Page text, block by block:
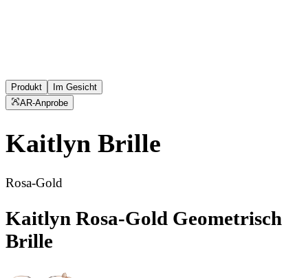
Produkt
Im Gesicht
AR-Anprobe
Kaitlyn Brille
Rosa-Gold
Kaitlyn Rosa-Gold Geometrisch
Brille